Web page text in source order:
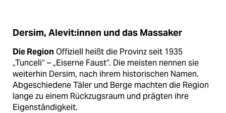
Dersim, Ale­vi­t:in­nen und das Massaker
Die RegionOffiziell heißt die Provinz seit 1935
„Tunceli“ – „Eiserne Faust“. Die meisten nennen sie
weiterhin Dersim, nach ihrem historischen Namen.
Abgeschiedene Täler und Berge machten die Region
lange zu einem Rückzugsraum und prägten ihre
Eigenständigkeit.